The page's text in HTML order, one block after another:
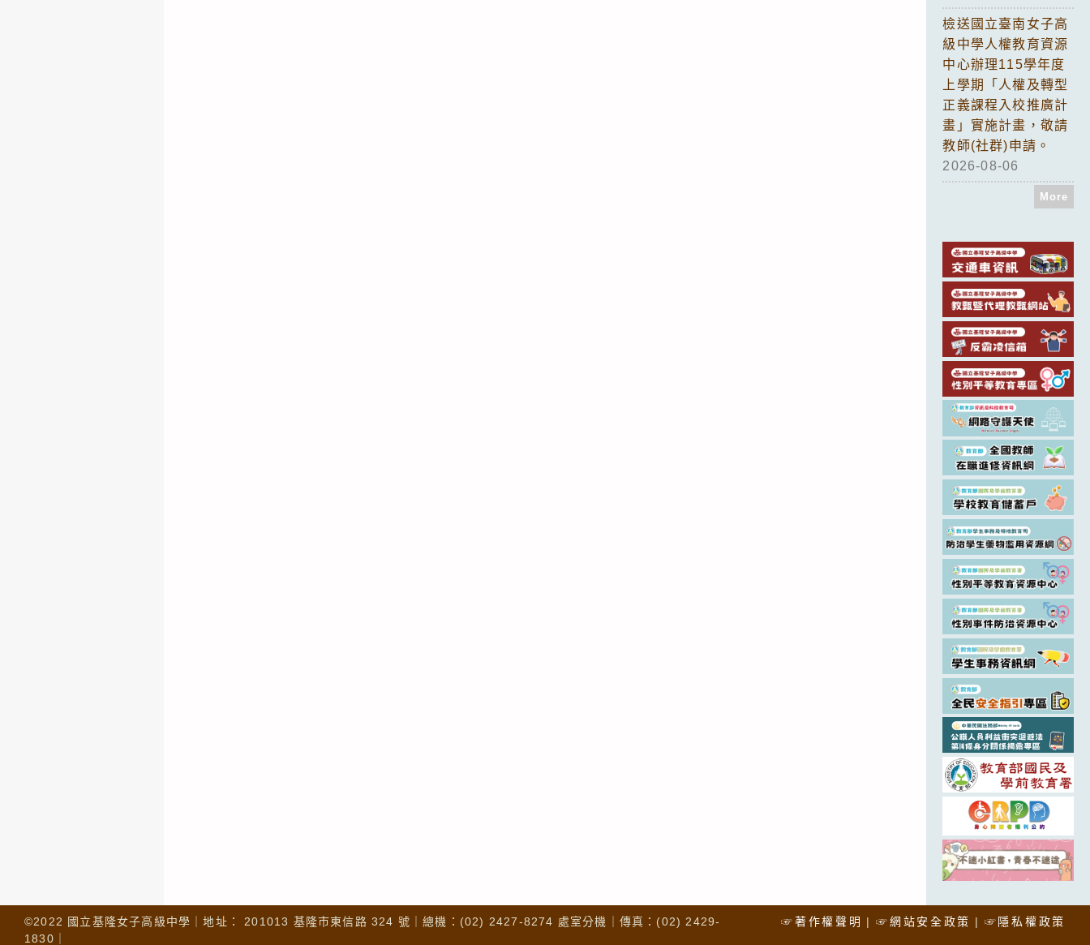
檢送國立臺南女子高
級中學人權教育資源
中心辦理115學年度
上學期「人權及轉型
正義課程入校推廣計
畫」實施計畫，敬請
教師(社群)申請。
2026-08-06
More
☞著作權聲明 ☞網站安全政策 ☞隱私權政策
©2022 國立基隆女子高級中學｜地址： 201013 基隆市東信路 324 號｜總機：(02) 2427-8274 處室分機｜傳真：(02) 2429-
1830｜